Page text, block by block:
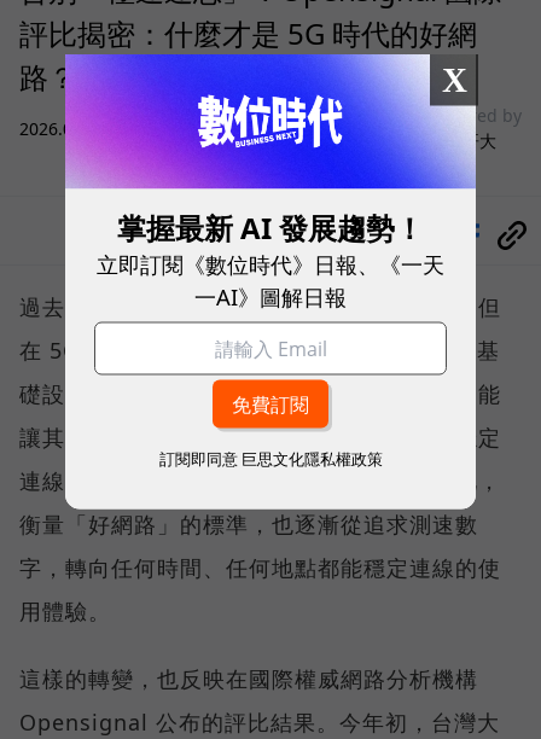
評比揭密：什麼才是 5G 時代的好網
路？
2026.08.03
sponsored by
台灣大哥大
分享
過去，下載速度是評價電信服務的重要指標，但
在 5G 成為工作、娛樂、生活不可或缺的數位基
礎設施後，消費者發現，再快的網速，如果不能
讓其在人潮聚集、高速移動或室內空間維持穩定
連線，即無法轉換成好的使用體驗，也因如此，
衡量「好網路」的標準，也逐漸從追求測速數
字，轉向任何時間、任何地點都能穩定連線的使
用體驗。
這樣的轉變，也反映在國際權威網路分析機構
Opensignal 公布的評比結果。今年初，台灣大
X
掌握最新 AI 發展趨勢！
立即訂閱《數位時代》日報、《一天
一AI》圖解日報
訂閱即同意 巨思文化隱私權政策